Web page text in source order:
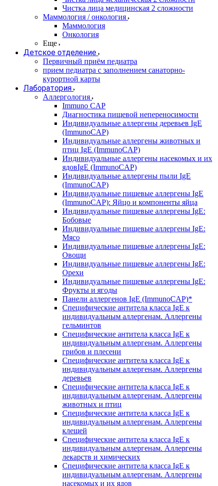
Чистка лица медицинская 2 сложности
Маммология / онкология
Маммология
Онкология
Еще
Детское отделение
Первичный приём педиатра
прием педиатра с заполнением санаторно-
курортной карты
Лаборатория
Аллергология
Immuno CAP
Диагностика пищевой непереносимости
Индивидуальные аллергены деревьев IgE
(ImmunoCAP)
Индивидуальные аллергены животных и
птиц IgE (ImmunoCAP)
Индивидуальные аллергены насекомых и их
ядовIgE (ImmunoCAP)
Индивидуальные аллергены пыли IgE
(ImmunoCAP)
Индивидуальные пищевые аллергены IgE
(ImmunoCAP): Яйцо и компоненты яйца
Индивидуальные пищевые аллергены IgE:
Бобовые
Индивидуальные пищевые аллергены IgE:
Мясо
Индивидуальные пищевые аллергены IgE:
Овощи
Индивидуальные пищевые аллергены IgE:
Орехи
Индивидуальные пищевые аллергены IgE:
Фрукты и ягоды
Панели аллергенов IgE (ImmunoCAP)*
Специфические антитела класса IgE к
индивидуальным аллергенам. Аллергены
гельминтов
Специфические антитела класса IgE к
индивидуальным аллергенам. Аллергены
грибов и плесени
Специфические антитела класса IgE к
индивидуальным аллергенам. Аллергены
деревьев
Специфические антитела класса IgE к
индивидуальным аллергенам. Аллергены
животных и птиц
Специфические антитела класса IgE к
индивидуальным аллергенам. Аллергены
клещей
Специфические антитела класса IgE к
индивидуальным аллергенам. Аллергены
лекарств и химических
Специфические антитела класса IgE к
индивидуальным аллергенам. Аллергены
насекомых и их ядов